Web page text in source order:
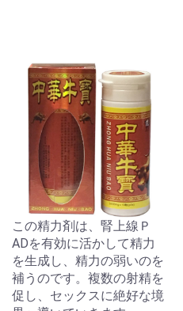
この精力剤は、腎上線Ｐ
ADを有効に活かして精力
を生成し、精力の弱いのを
補うのです。複数の射精を
促し、セックスに絶好な境